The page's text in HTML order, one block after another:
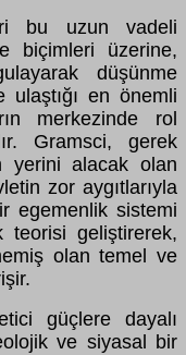
bu uzun vadeli
biçimleri üzerine,
düşünme
ulaştığı en önemli
merkezinde rol
Gramsci, gerek
yerini alacak olan
zor aygıtlarıyla
egemenlik sistemi
teorisi geliştirerek,
olan temel ve
güçlere dayalı
ve siyasal bir